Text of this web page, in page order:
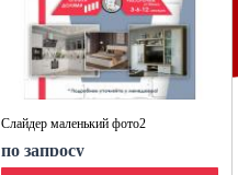
Слайдер маленький фото2
по запросу